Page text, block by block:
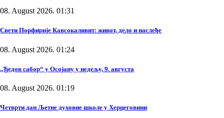
08. August 2026. 01:31
Свети Порфирије Кавсокаливит: живот, дело и наслеђе
08. August 2026. 01:24
„Ђедов сабор“ у Осојану у недељу, 9. августа
08. August 2026. 01:19
Четврти дан Љетне духовне школе у Херцеговини